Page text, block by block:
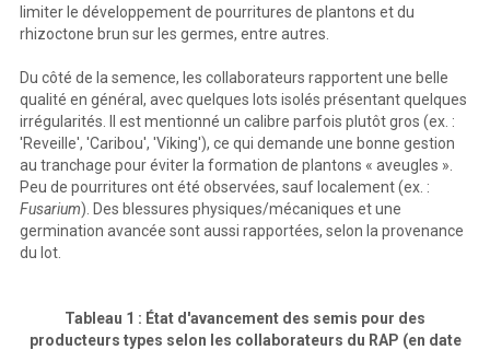
limiter le développement de pourritures de plantons et du
rhizoctone brun sur les germes, entre autres.
Du côté de la semence, les collaborateurs rapportent une belle
qualité en général, avec quelques lots isolés présentant quelques
irrégularités. Il est mentionné un calibre parfois plutôt gros (ex. :
'Reveille', 'Caribou', 'Viking'), ce qui demande une bonne gestion
au tranchage pour éviter la formation de plantons « aveugles ».
Peu de pourritures ont été observées, sauf localement (ex. :
Fusarium). Des blessures physiques/mécaniques et une
germination avancée sont aussi rapportées, selon la provenance
du lot.
Tableau 1 : État d'avancement des semis pour des
producteurs types selon les collaborateurs du RAP (en date